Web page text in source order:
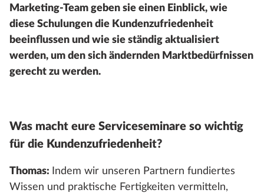
Marketing-Team geben sie einen Einblick, wie
diese Schulungen die Kundenzufriedenheit
beeinflussen und wie sie ständig aktualisiert
werden, um den sich ändernden Marktbedürfnissen
gerecht zu werden.
Was macht eure Serviceseminare so wichtig
für die Kundenzufriedenheit?
Thomas:
Indem wir unseren Partnern fundiertes
Wissen und praktische Fertigkeiten vermitteln,